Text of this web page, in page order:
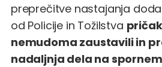
preprečitve nastajanja
od Policije in Tožilstva
nemudoma zaustavili in
nadaljnja dela na